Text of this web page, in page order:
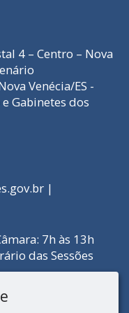
4 – Centro – Nova
Venécia/ES -
Gabinetes dos
|
7h às 13h
das Sessões